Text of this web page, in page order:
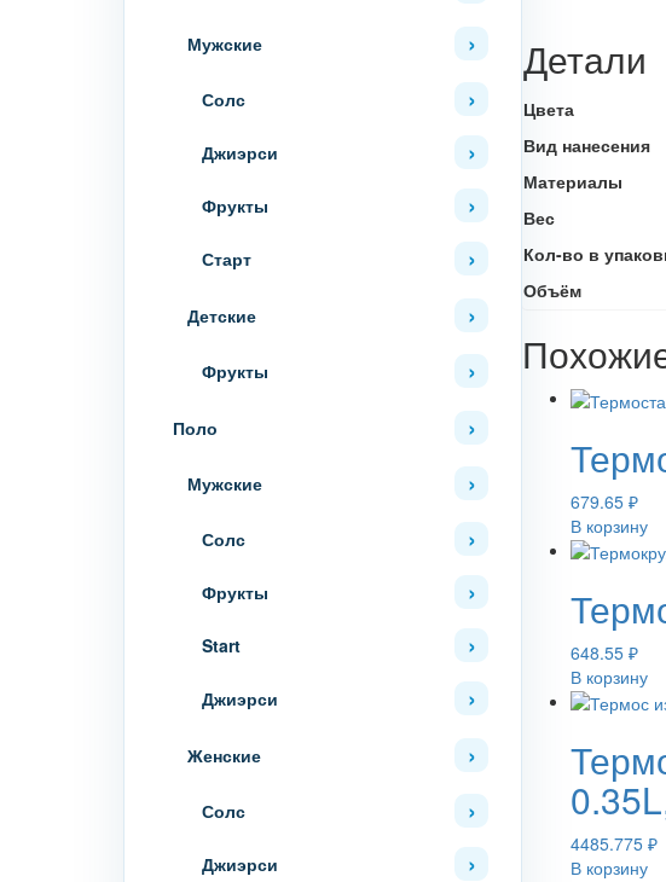
Мужские
Солс
Джиэрси
Фрукты
Старт
Детские
Фрукты
Поло
Мужские
Солс
Фрукты
Start
Джиэрси
Женские
Солс
Джиэрси
Детали
Цвета
Вид нанесения
Материалы
Вес
Кол-во в
Объём
679.65 ₽
В корзину
648.55 ₽
В корзину
4485.775 ₽
В корзину